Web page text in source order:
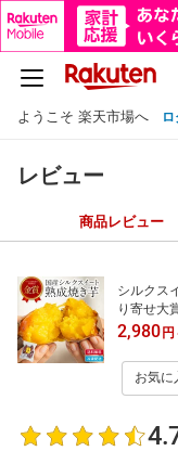
ようこそ 楽天市場へ
レビュー
商品レビュー
シルクス
り寄せ大
ト プレゼ
スイーツ
2,980円
お気に